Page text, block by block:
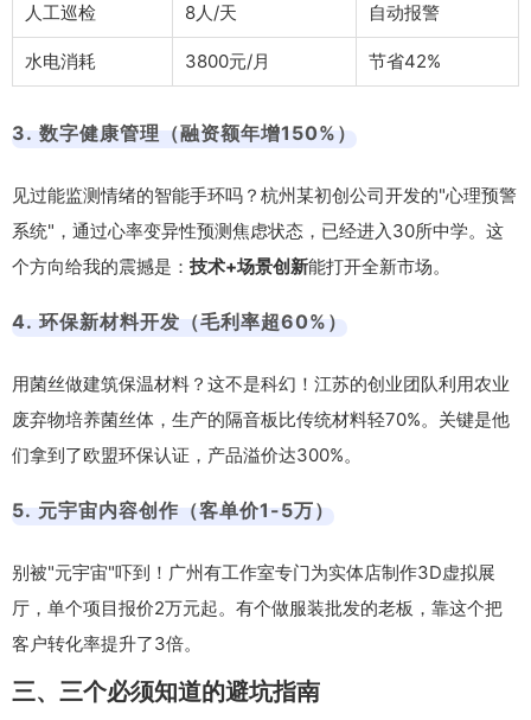
人工巡检 8人/天 自动报警
水电消耗 3800元/月 节省42%
3. 数字健康管理（融资额年增150%）
见过能监测情绪的智能手环吗？杭州某初创公司开发的"心理预警
系统"，通过心率变异性预测焦虑状态，已经进入30所中学。这
个方向给我的震撼是： 技术+场景创新能打开全新市场。
4. 环保新材料开发（毛利率超60%）
用菌丝做建筑保温材料？这不是科幻！江苏的创业团队利用农业
废弃物培养菌丝体，生产的隔音板比传统材料轻70%。关键是他
们拿到了欧盟环保认证，产品溢价达300%。
5. 元宇宙内容创作（客单价1-5万）
别被"元宇宙"吓到！广州有工作室专门为实体店制作3D虚拟展
厅，单个项目报价2万元起。有个做服装批发的老板，靠这个把
客户转化率提升了3倍。
三、三个必须知道的避坑指南